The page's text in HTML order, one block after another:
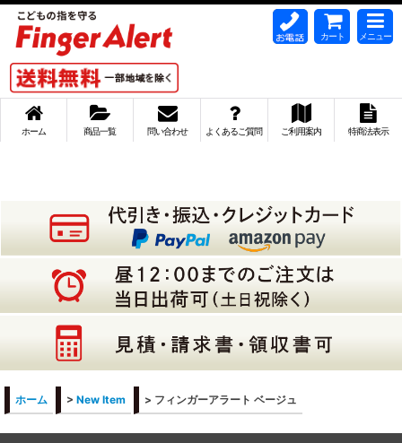
メニュー
カート
ホーム 商品一覧 問い合わせ よくあるご質問 ご利用案内 特商法表示
ホーム > New Item > フィンガーアラート ベージュ